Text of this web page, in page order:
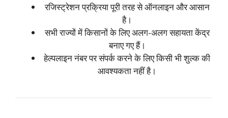
रजिस्ट्रेशन प्रक्रिया पूरी तरह से ऑनलाइन और आसान
है।
सभी राज्यों में किसानों के लिए अलग-अलग सहायता केंद्र
बनाए गए हैं।
हेल्पलाइन नंबर पर संपर्क करने के लिए किसी भी शुल्क की
आवश्यकता नहीं है।